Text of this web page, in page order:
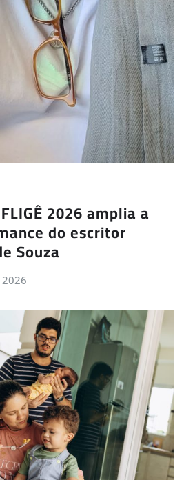
2026 amplia a
do escritor
Souza